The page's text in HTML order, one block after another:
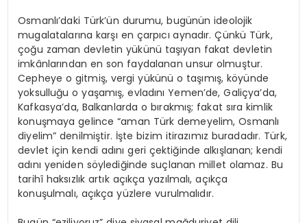
Osmanlı’daki Türk’ün durumu, bugünün ideolojik
mugalatalarına karşı en çarpıcı aynadır. Çünkü Türk,
çoğu zaman devletin yükünü taşıyan fakat devletin
imkânlarından en son faydalanan unsur olmuştur.
Cepheye o gitmiş, vergi yükünü o taşımış, köyünde
yoksulluğu o yaşamış, evladını Yemen’de, Galiçya’da,
Kafkasya’da, Balkanlarda o bırakmış; fakat sıra kimlik
konuşmaya gelince “aman Türk demeyelim, Osmanlı
diyelim” denilmiştir. İşte bizim itirazımız buradadır. Türk,
devlet için kendi adını geri çektiğinde alkışlanan; kendi
adını yeniden söylediğinde suçlanan millet olamaz. Bu
tarihî haksızlık artık açıkça yazılmalı, açıkça
konuşulmalı, açıkça yüzlere vurulmalıdır.